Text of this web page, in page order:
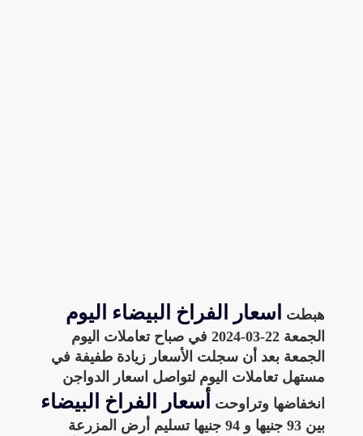
هبطت اسعار الفراخ البيضاء اليوم
الجمعة 22-03-2024 في صباح تعاملات اليوم
الجمعة بعد أن سجلت الأسعار زيادة طفيفة في
مستهل تعاملات اليوم لتواصل اسعار الدواجن
انخفاضها وتراوحت
أسعار الفراخ البيضاء
بين 93 جنيها و 94 جنيها تسليم أرض المزرعة